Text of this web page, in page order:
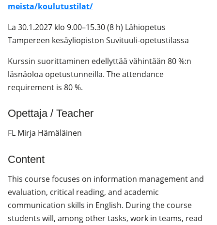
meista/koulutustilat/
La 30.1.2027 klo 9.00–15.30 (8 h) Lähiopetus
Tampereen kesäyliopiston Suvituuli-opetustilassa
Kurssin suorittaminen edellyttää vähintään 80 %:n
läsnäoloa opetustunneilla. The attendance
requirement is 80 %.
Opettaja / Teacher
FL Mirja Hämäläinen
Content
This course focuses on information management and
evaluation, critical reading, and academic
communication skills in English. During the course
students will, among other tasks, work in teams, read